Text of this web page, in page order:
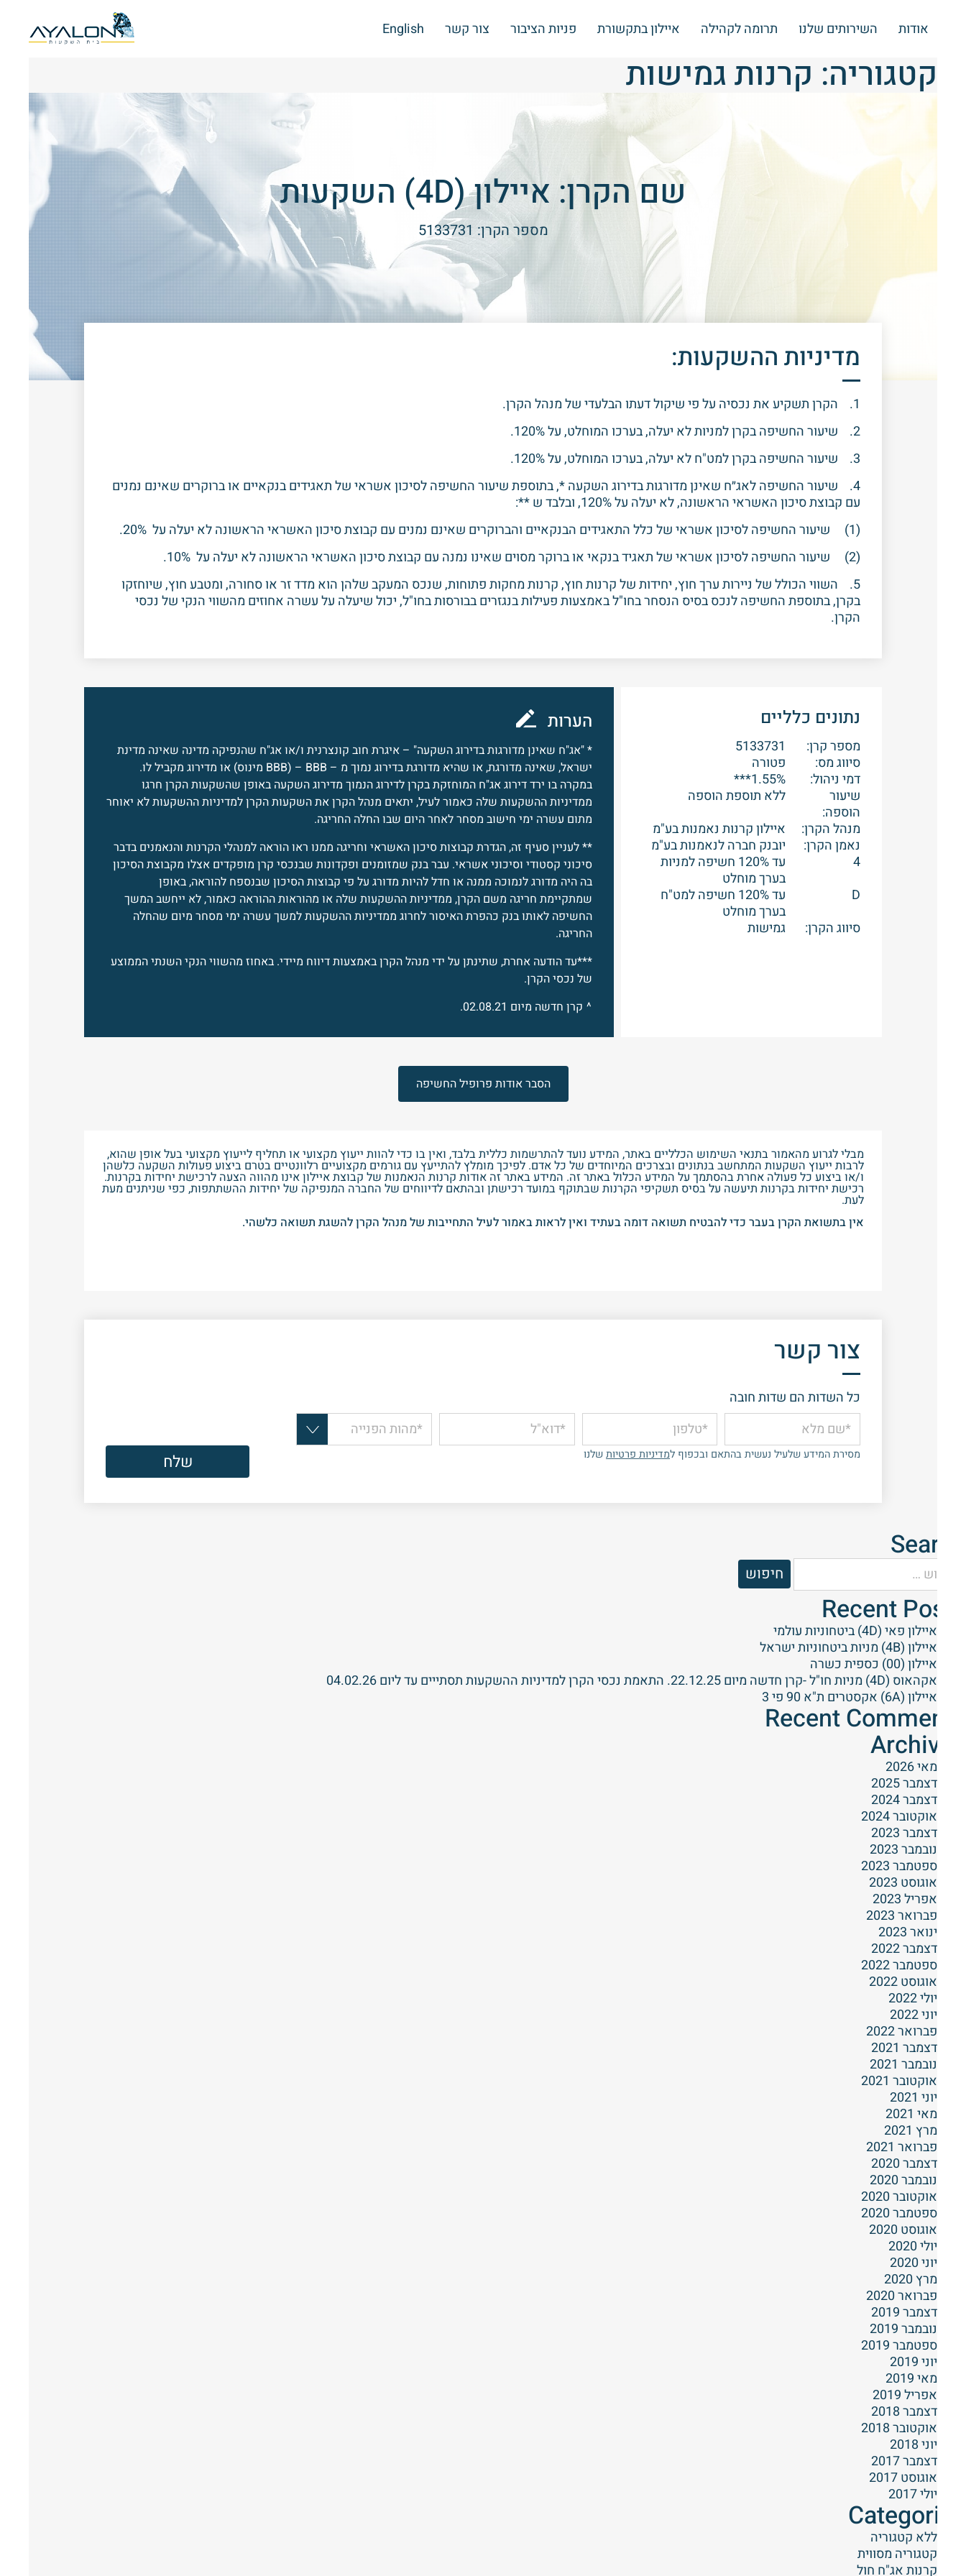
אודות השירותים שלנו תרומה לקהילה איילון בתקשורת פניות הציבור צור קשר English
קטגוריה: קרנות גמישות
שם הקרן: איילון (4D) השקעות
מספר הקרן: 5133731
מדיניות ההשקעות:
1. הקרן תשקיע את נכסיה על פי שיקול דעתו הבלעדי של מנהל הקרן.
2. שיעור החשיפה בקרן למניות לא יעלה, בערכו המוחלט, על 120%.
3. שיעור החשיפה בקרן למט"ח לא יעלה, בערכו המוחלט, על 120%.
4. שיעור החשיפה לאג״ח שאינן מדורגות בדירוג השקעה *, בתוספת שיעור החשיפה לסיכון אשראי של תאגידים בנקאיים או ברוקרים שאינם נמנים
עם קבוצת סיכון האשראי הראשונה, לא יעלה על 120%, ובלבד ש **:
(1) שיעור החשיפה לסיכון אשראי של כלל התאגידים הבנקאיים והברוקרים שאינם נמנים עם קבוצת סיכון האשראי הראשונה לא יעלה על 20%.
(2) שיעור החשיפה לסיכון אשראי של תאגיד בנקאי או ברוקר מסוים שאינו נמנה עם קבוצת סיכון האשראי הראשונה לא יעלה על 10%.
5. השווי הכולל של ניירות ערך חוץ, יחידות של קרנות חוץ, קרנות מחקות פתוחות, שנכס המעקב שלהן הוא מדד זר או סחורה, ומטבע חוץ, שיוחזקו
בקרן, בתוספת החשיפה לנכס בסיס הנסחר בחו"ל באמצעות פעילות בנגזרים בבורסות בחו"ל, יכול שיעלה על עשרה אחוזים מהשווי הנקי של נכסי
הקרן.
נתונים כלליים
מספר קרן:
5133731
סיווג מס:
פטורה
דמי ניהול:
1.55%***
שיעור
הוספה:
ללא תוספת הוספה
מנהל הקרן:
איילון קרנות נאמנות בע"מ
נאמן הקרן:
יובנק חברה לנאמנות בע"מ
4
עד 120% חשיפה למניות
בערך מוחלט
D
עד 120% חשיפה למט"ח
בערך מוחלט
סיווג הקרן:
גמישות
הערות
* "אג"ח שאינן מדורגות בדירוג השקעה" – איגרת חוב קונצרנית ו/או אג"ח שהנפיקה מדינה שאינה מדינת
ישראל, שאינה מדורגת, או שהיא מדורגת בדירוג נמוך מ – BBB – (BBB מינוס) או מדירוג מקביל לו.
במקרה בו ירד דירוג אג"ח המוחזקת בקרן לדירוג הנמוך מדירוג השקעה באופן שהשקעות הקרן חרגו
ממדיניות ההשקעות שלה כאמור לעיל, יתאים מנהל הקרן את השקעות הקרן למדיניות ההשקעות לא יאוחר
מתום עשרה ימי חישוב מסחר לאחר היום שבו החלה החריגה.
** לעניין סעיף זה, הגדרת קבוצות סיכון האשראי וחריגה ממנו ראו הוראה למנהלי הקרנות והנאמנים בדבר
סיכוני קסטודי וסיכוני אשראי. עבר בנק שמזומנים ופקדונות שבנכסי קרן מופקדים אצלו מקבוצת הסיכון
בה היה מדורג לנמוכה ממנה או חדל להיות מדורג על פי קבוצות הסיכון שבנספח להוראה, באופן
שמתקיימת חריגה משם הקרן, ממדיניות ההשקעות שלה או מהוראות ההוראה כאמור, לא ייחשב המשך
החשיפה לאותו בנק כהפרת האיסור לחרוג ממדיניות ההשקעות למשך עשרה ימי מסחר מיום שהחלה
החריגה.
***עד הודעה אחרת, שתינתן על ידי מנהל הקרן באמצעות דיווח מיידי. באחוז מהשווי הנקי השנתי הממוצע
של נכסי הקרן.
^ קרן חדשה מיום 02.08.21.
הסבר אודות פרופיל החשיפה
מבלי לגרוע מהאמור בתנאי השימוש הכלליים באתר, המידע נועד להתרשמות כללית בלבד, ואין בו כדי להוות ייעוץ מקצועי או תחליף לייעוץ מקצועי בעל אופן שהוא,
לרבות ייעוץ השקעות המתחשב בנתונים ובצרכים המיוחדים של כל אדם. לפיכך מומלץ להתייעץ עם גורמים מקצועיים רלוונטיים בטרם ביצוע פעולות השקעה כלשהן
ו/או ביצוע כל פעולה אחרת בהסתמך על המידע הכלול באתר זה. המידע באתר זה אודות קרנות הנאמנות של קבוצת איילון אינו מהווה הצעה לרכישת יחידות בקרנות.
רכישת יחידות בקרנות תיעשה על בסיס תשקיפי הקרנות שבתוקף במועד רכישתן ובהתאם לדיווחים של החברה המנפיקה של יחידות ההשתתפות, כפי שניתנים מעת
לעת.
אין בתשואת הקרן בעבר כדי להבטיח תשואה דומה בעתיד ואין לראות באמור לעיל התחייבות של מנהל הקרן להשגת תשואה כלשהי.
צור קשר
כל השדות הם שדות חובה
*מהות הפנייה
מסירת המידע שלעיל נעשית בהתאם ובכפוף למדיניות פרטיותשלנו
Search
Recent Posts
איילון פאי (4D) ביטחוניות עולמי
איילון (4B) מניות ביטחוניות ישראל
איילון (00) כספית כשרה
אקהאוס (4D) מניות חו"ל -קרן חדשה מיום 22.12.25. התאמת נכסי הקרן למדיניות ההשקעות תסתייים עד ליום 04.02.26
איילון (6A) אקסטרים ת"א 90 פי 3
Recent Comments
Archives
מאי 2026
דצמבר 2025
דצמבר 2024
אוקטובר 2024
דצמבר 2023
נובמבר 2023
ספטמבר 2023
אוגוסט 2023
אפריל 2023
פברואר 2023
ינואר 2023
דצמבר 2022
ספטמבר 2022
אוגוסט 2022
יולי 2022
יוני 2022
פברואר 2022
דצמבר 2021
נובמבר 2021
אוקטובר 2021
יוני 2021
מאי 2021
מרץ 2021
פברואר 2021
דצמבר 2020
נובמבר 2020
אוקטובר 2020
ספטמבר 2020
אוגוסט 2020
יולי 2020
יוני 2020
מרץ 2020
פברואר 2020
דצמבר 2019
נובמבר 2019
ספטמבר 2019
יוני 2019
מאי 2019
אפריל 2019
דצמבר 2018
אוקטובר 2018
יוני 2018
דצמבר 2017
אוגוסט 2017
יולי 2017
Categories
ללא קטגוריה
קטגוריה מסווית
קרנות אג"ח חול